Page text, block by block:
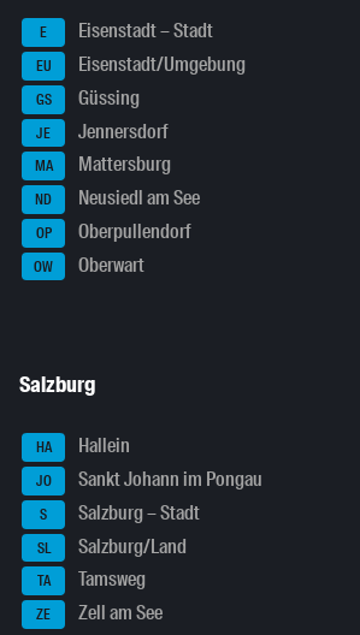
E Eisenstadt – Stadt
EU Eisenstadt/Umgebung
GS Güssing
JE Jennersdorf
MA Mattersburg
ND Neusiedl am See
OP Oberpullendorf
OW Oberwart
Salzburg
HA Hallein
JO Sankt Johann im Pongau
S Salzburg – Stadt
SL Salzburg/Land
TA Tamsweg
ZE Zell am See